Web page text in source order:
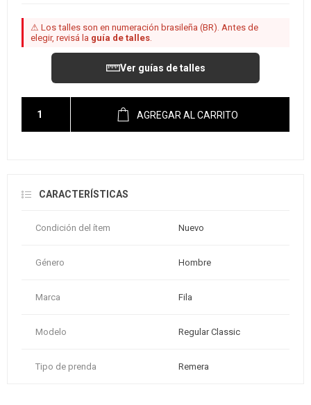
⚠ Los talles son en numeración brasileña (BR). Antes de
elegir, revisá la guía de talles
Ver guías de talles
AGREGAR AL CARRITO
CARACTERÍSTICAS
Condición del ítem Nuevo
Género Hombre
Marca Fila
Modelo Regular Classic
Tipo de prenda Remera